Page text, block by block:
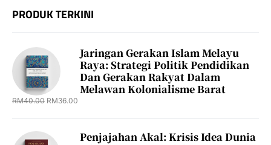
PRODUK TERKINI
Jaringan Gerakan Islam Melayu
Raya: Strategi Politik Pendidikan
Dan Gerakan Rakyat Dalam
Melawan Kolonialisme Barat
RM40.00 RM36.00
Penjajahan Akal: Krisis Idea Dunia